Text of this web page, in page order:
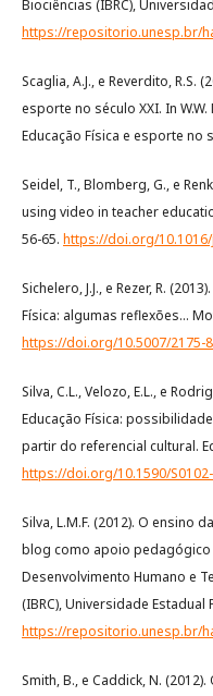
Biociências (IBRC),
https://repositorio.unesp.br/
Scaglia, A.J., e Reverdito,
esporte no século XXI. In
Educação Física e esporte no
Seidel, T., Blomberg, G., e
using video in teacher
56-65. https://doi.org/10.1016/
Sichelero, J.J., e Rezer, R.
Física: algumas reflexões...
https://doi.org/10.5007/2175-
Silva, C.L., Velozo, E.L., e
Educação Física:
partir do referencial cultural.
https://doi.org/10.1590/
Silva, L.M.F. (2012). O ensino
blog como apoio
Desenvolvimento Humano e
(IBRC), Universidade Estadual
https://repositorio.unesp.br/
Smith, B., e Caddick, N.